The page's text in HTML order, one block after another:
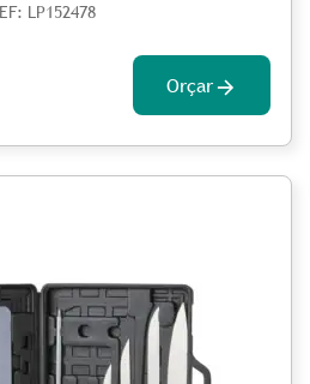
LP152478
Orçar